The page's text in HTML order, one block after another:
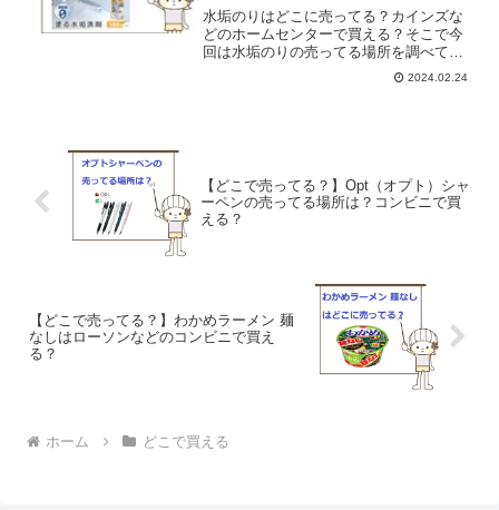
水垢のりはどこに売ってる？カインズな
どのホームセンターで買える？そこで今
回は水垢のりの売ってる場所を調べてみ
2024.02.24
【どこで売ってる？】Opt（オプト）シャ
ーペンの売ってる場所は？コンビニで買
える？
【どこで売ってる？】わかめラーメン 麺
なしはローソンなどのコンビニで買え
る？
ホーム どこで買える